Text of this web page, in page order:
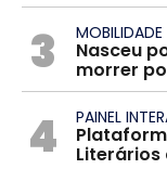
3 Nasceu
morrer
4 PAINEL
Literários